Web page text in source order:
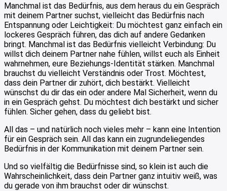
Manchmal ist das Bedürfnis, aus dem heraus du ein Gespräch
mit deinem Partner suchst, vielleicht das Bedürfnis nach
Entspannung oder Leichtigkeit: Du möchtest ganz einfach ein
lockeres Gespräch führen, das dich auf andere Gedanken
bringt. Manchmal ist das Bedürfnis vielleicht Verbindung: Du
willst dich deinem Partner nahe fühlen, willst euch als Einheit
wahrnehmen, eure Beziehungs-Identität stärken. Manchmal
brauchst du vielleicht Verständnis oder Trost. Möchtest,
dass dein Partner dir zuhört, dich bestärkt. Vielleicht
wünschst du dir das ein oder andere Mal Sicherheit, wenn du
in ein Gespräch gehst. Du möchtest dich bestärkt und sicher
fühlen. Sicher gehen, dass du geliebt bist.
All das – und natürlich noch vieles mehr – kann eine Intention
für ein Gespräch sein. All das kann ein zugrundeliegendes
Bedürfnis in der Kommunikation mit deinem Partner sein.
Und so vielfältig die Bedürfnisse sind, so klein ist auch die
Wahrscheinlichkeit, dass dein Partner ganz intuitiv weiß, was
du gerade von ihm brauchst oder dir wünschst.